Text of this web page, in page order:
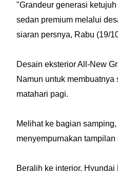
"Grandeur generasi
sedan premium melalui
siaran persnya, Rabu (19/
Desain eksterior All-New
Namun untuk
matahari pagi.
Melihat ke bagian
menyempurnakan
Beralih ke interior,